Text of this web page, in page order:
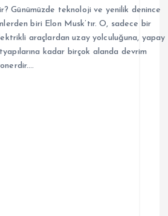
Günümüzde teknoloji ve yenilik denince
biri Elon Musk’tır. O, sadece bir
araçlardan uzay yolculuğuna, yapay
kadar birçok alanda devrim